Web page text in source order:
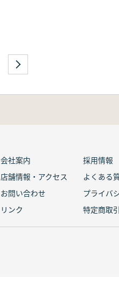
会社案内
採用情報
店舗情報・アクセス
よくある
お問い合わせ
プライバ
リンク
特定商取